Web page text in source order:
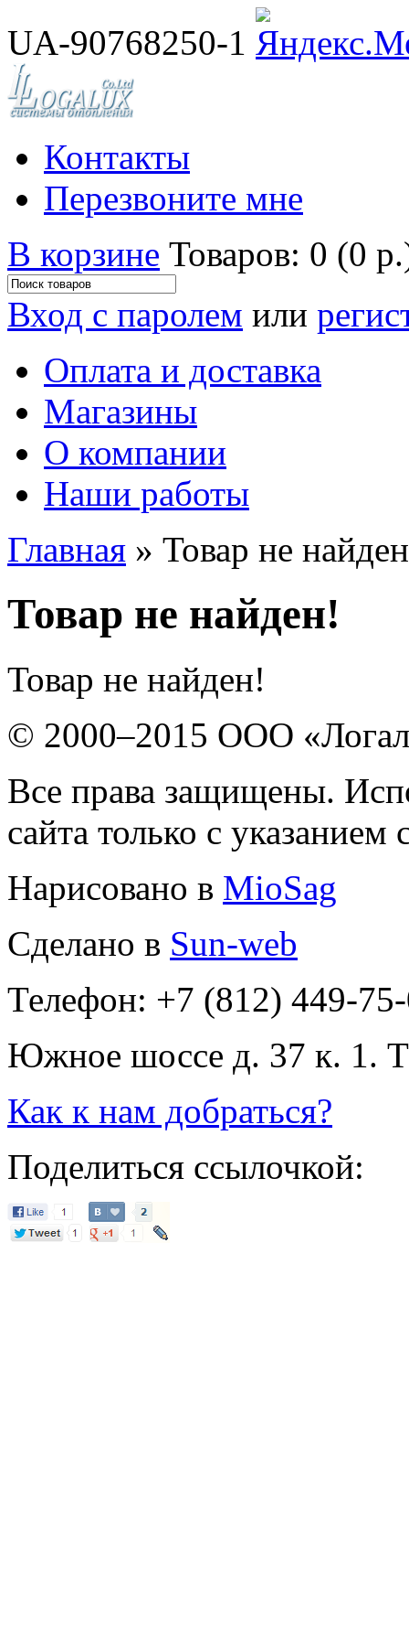
UA-90768250-1
Контакты
Перезвоните мне
В корзине Товаров: 0 (0
Вход с паролем или
Оплата и доставка
Магазины
О компании
Наши работы
Главная » Товар не
Товар не найден!
Товар не найден!
© 2000–2015 ООО
Все права защищены.
сайта только с
Нарисовано в MioSag
Сделано в Sun-web
Телефон: +7 (812) 449-
Южное шоссе д. 37 к. 1.
Как к нам добраться?
Поделиться ссылочкой: